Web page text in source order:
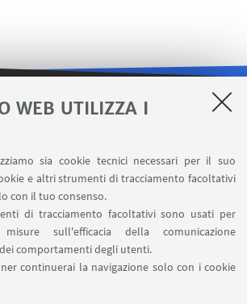
WEB UTILIZZA I
sia cookie tecnici necessari per il suo
e altri strumenti di tracciamento facoltativi
con il tuo consenso.
di tracciamento facoltativi sono usati per
sull'efficacia della comunicazione
comportamenti degli utenti.
continuerai la navigazione solo con i cookie
LINK UTILI
Area riservata
Carta dei servizi
IL DIPARTIMENTO SU: